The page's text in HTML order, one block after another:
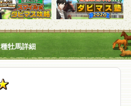
種牡馬詳細